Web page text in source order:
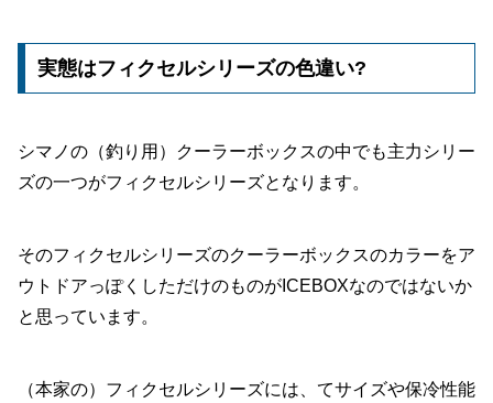
実態はフィクセルシリーズの色違い?
シマノの（釣り用）クーラーボックスの中でも主力シリー
ズの一つがフィクセルシリーズとなります。
そのフィクセルシリーズのクーラーボックスのカラーをア
ウトドアっぽくしただけのものがICEBOXなのではないか
と思っています。
（本家の）フィクセルシリーズには、てサイズや保冷性能